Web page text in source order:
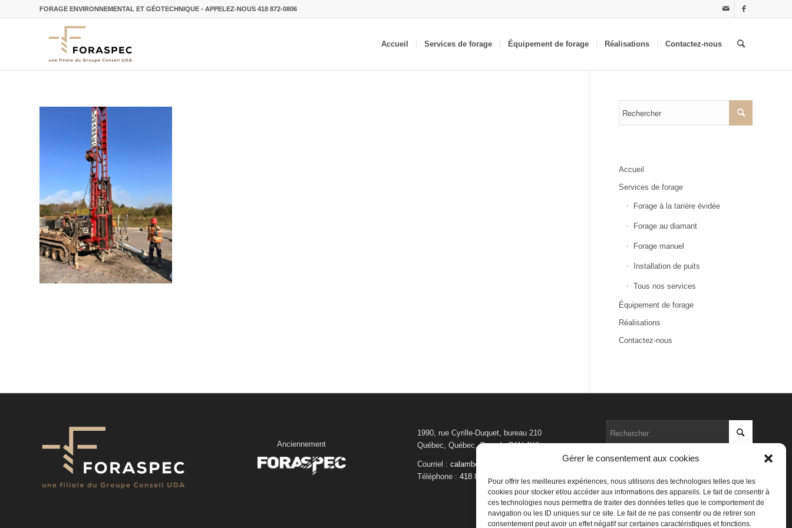
Gérer le consentement aux cookies
Pour offrir les meilleures expériences, nous utilisons des technologies telles que les
cookies pour stocker et/ou accéder aux informations des appareils. Le fait de consentir à
ces technologies nous permettra de traiter des données telles que le comportement de
navigation ou les ID uniques sur ce site. Le fait de ne pas consentir ou de retirer son
consentement peut avoir un effet négatif sur certaines caractéristiques et fonctions.
FORAGE ENVIRONNEMENTAL ET GÉOTECHNIQUE - APPELEZ-NOUS 418 872-0806
Accueil Services de forage Équipement de forage Réalisations Contactez-nous
Accueil
Services de forage
Forage à la tarière évidée
Forage au diamant
Forage manuel
Installation de puits
Tous nos services
Équipement de forage
Réalisations
Contactez-nous
Anciennement
1990, rue Cyrille-Duquet, bureau 210
Québec, Québec, Canada G1N 4K8
Courriel :calambert@foraspec.com
Téléphone :418 872-0806